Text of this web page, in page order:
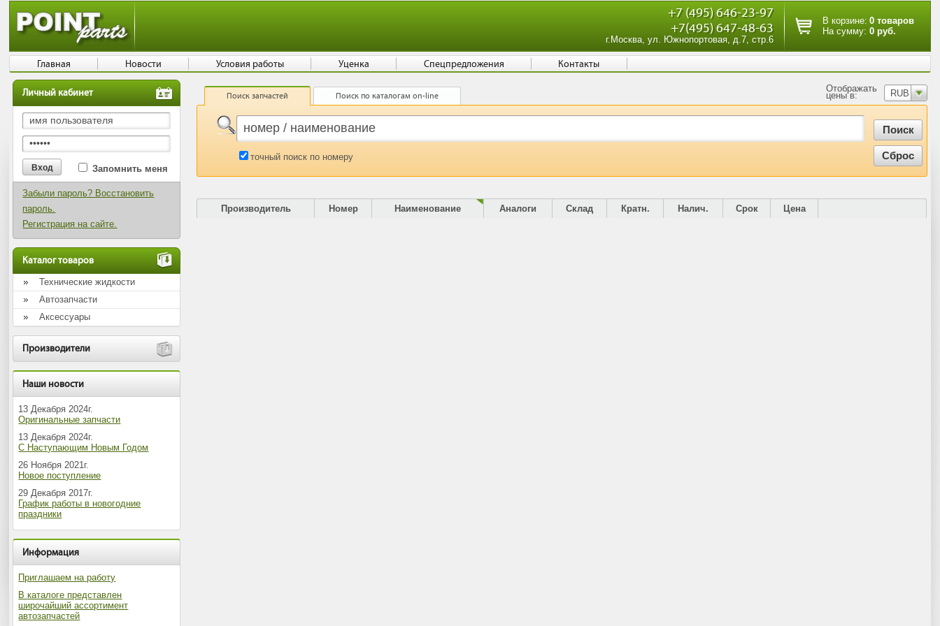
Личный кабинет
Запомнить меня
Забыли пароль? Восстановить
пароль.
Регистрация на сайте.
Каталог товаров
Технические жидкости
Автозапчасти
Аксессуары
Производители
Наши новости
13 Декабря 2024г.
Оригинальные запчасти
13 Декабря 2024г.
С Наступающим Новым Годом
26 Ноября 2021г.
Новое поступление
29 Декабря 2017г.
График работы в новогодние
праздники
Информация
Приглашаем на работу
В каталоге представлен
широчайший ассортимент
автозапчастей
Поиск запчастей Поиск по каталогам on-line RUB
Отображать
цены в:
точный поиск по номеру
Производитель Номер Наименование Аналоги Склад Кратн. Налич. Срок Цена
Главная Новости Условия работы Уценка Спецпредложения Контакты
+7 (495) 646-23-97
+7(495) 647-48-63
г.Москва, ул. Южнопортовая, д.7, стр.6
В корзине: 0 товаров
На сумму: 0 руб.